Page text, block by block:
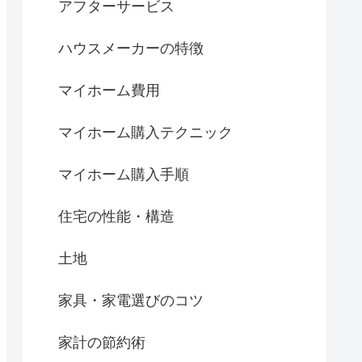
アフターサービス
ハウスメーカーの特徴
マイホーム費用
マイホーム購入テクニック
マイホーム購入手順
住宅の性能・構造
土地
家具・家電選びのコツ
家計の節約術